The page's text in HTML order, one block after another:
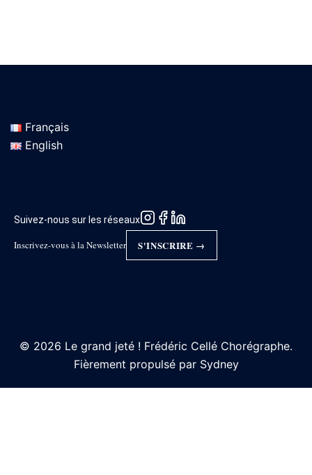
Français
English
Suivez-nous sur les réseaux
Inscrivez-vous à la Newsletter S'INSCRIRE →
© 2026 Le grand jeté ! Frédéric Cellé Chorégraphe.
Fièrement propulsé par Sydney